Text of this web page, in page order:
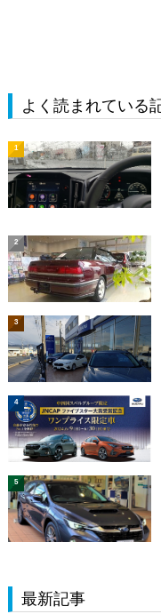
よく読まれている
1
2
3
4
5
最新記事